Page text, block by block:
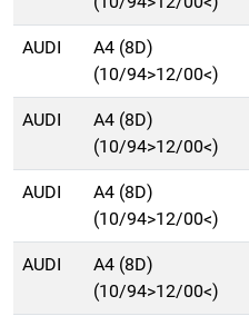
AUDI
A4 (8D)
(10/94>12/00<)
AUDI
A4 (8D)
(10/94>12/00<)
AUDI
A4 (8D)
(10/94>12/00<)
AUDI
A4 (8D)
(10/94>12/00<)